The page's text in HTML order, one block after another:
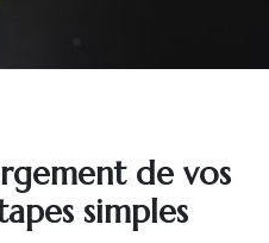
de vos
simples